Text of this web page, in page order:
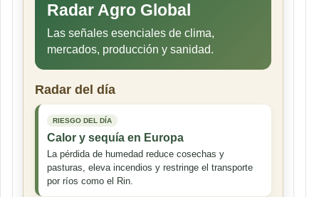
Radar Agro Global
Las señales esenciales de clima,
mercados, producción y sanidad.
Radar del día
RIESGO DEL DÍA
Calor y sequía en Europa
La pérdida de humedad reduce cosechas y
pasturas, eleva incendios y restringe el transporte
por ríos como el Rin.